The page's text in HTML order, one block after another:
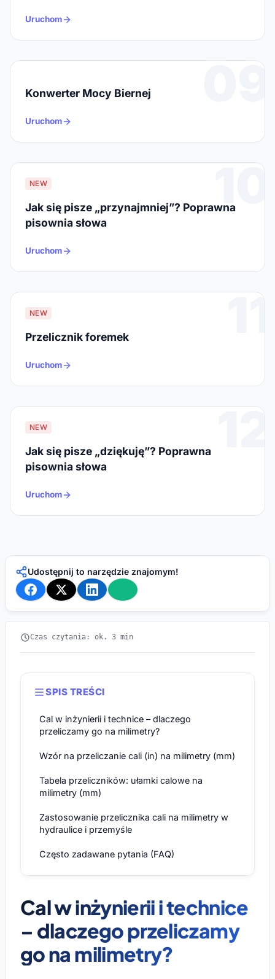
Uruchom
09
Konwerter Mocy Biernej
Uruchom
10
NEW
Jak się pisze „przynajmniej”? Poprawna
pisownia słowa
Uruchom
NEW
Przelicznik foremek
Uruchom
12
NEW
Jak się pisze „dziękuję”? Poprawna
pisownia słowa
Uruchom
Udostępnij to narzędzie znajomym!
Czas czytania: ok. 3 min
SPIS TREŚCI
Cal w inżynierii i technice – dlaczego
przeliczamy go na milimetry?
Wzór na przeliczanie cali (in) na milimetry (mm)
Tabela przeliczników: ułamki calowe na
milimetry (mm)
Zastosowanie przelicznika cali na milimetry w
hydraulice i przemyśle
Często zadawane pytania (FAQ)
Cal w inżynierii i technice
– dlaczego przeliczamy
go na milimetry?